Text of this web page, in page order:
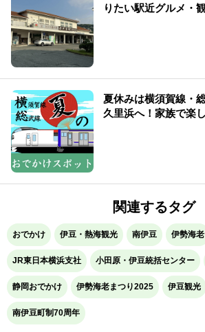
りたい駅近グルメ・
夏休みは横須賀線・
久里浜へ！家族で楽
関連するタグ
おでかけ 伊豆・熱海観光 南伊豆 伊勢海老
JR東日本横浜支社 小田原・伊豆統括センター
静岡おでかけ 伊勢海老まつり2025 伊豆観光
南伊豆町制70周年